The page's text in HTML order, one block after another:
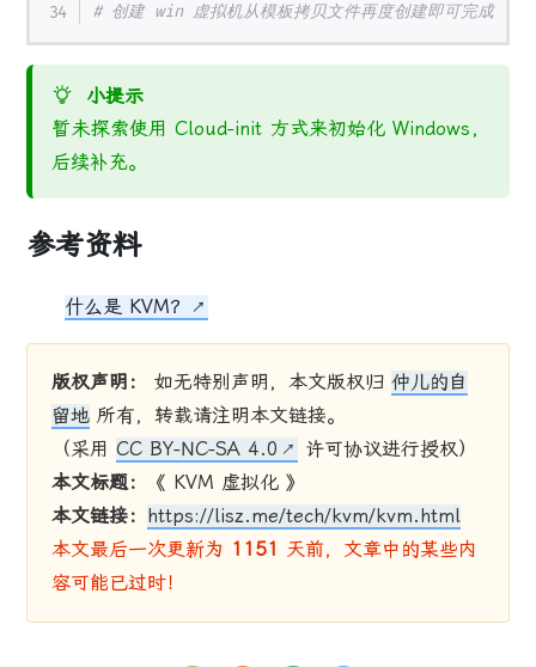
# 创建 win 虚拟机从模板拷贝文件再度创建即可完成
小提示
暂未探索使用 Cloud-init 方式来初始化 Windows，
后续补充。
参考资料
什么是 KVM？
版权声明： 如无特别声明，本文版权归仲儿的自
留地 所有，转载请注明本文链接。
（采用CC BY-NC-SA 4.0
许可协议进行授权）
本文标题：
《 KVM 虚拟化 》
本文链接：
https://lisz.me/tech/kvm/kvm.html
本文最后一次更新为 1151 天前，文章中的某些内
容可能已过时！